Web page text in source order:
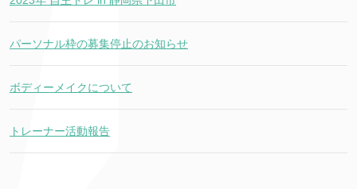
パーソナル枠の募集停止のお知らせ
ボディーメイクについて
トレーナー活動報告